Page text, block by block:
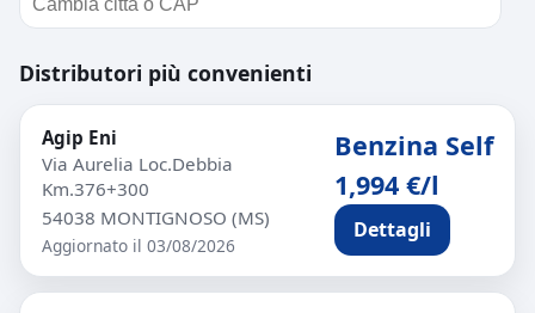
Distributori più convenienti
Agip Eni
Via Aurelia Loc.Debbia
Km.376+300
54038 MONTIGNOSO (MS)
Aggiornato il 03/08/2026
Benzina Self
1,994 €/l
Dettagli